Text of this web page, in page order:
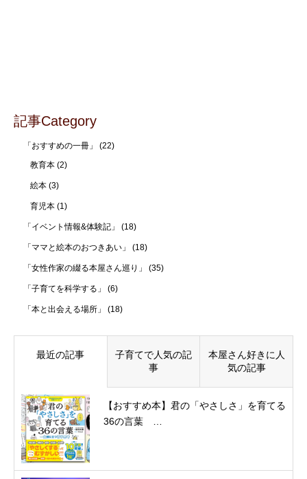
記事Category
「おすすめの一冊」
(22)
教育本 (2)
絵本 (3)
育児本 (1)
「イベント情報&体験記」 (18)
「ママと絵本のおつきあい」 (18)
「女性作家の綴る本屋さん巡り」 (35)
「子育てを科学する」 (6)
「本と出会える場所」 (18)
最近の記事
子育てで人気の記
事
本屋さん好きに人
気の記事
【おすすめ本】君の「やさしさ」を育てる
36の言葉 …